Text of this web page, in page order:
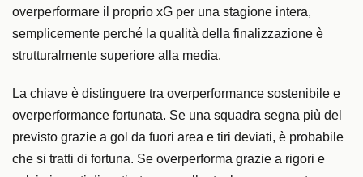
overperformare il proprio xG per una stagione intera,
semplicemente perché la qualità della finalizzazione è
strutturalmente superiore alla media.
La chiave è distinguere tra overperformance sostenibile e
overperformance fortunata. Se una squadra segna più del
previsto grazie a gol da fuori area e tiri deviati, è probabile
che si tratti di fortuna. Se overperforma grazie a rigori e